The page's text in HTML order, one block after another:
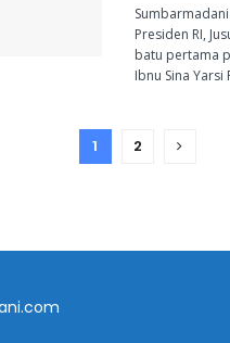
Presiden RI,
batu pertama
Ibnu Sina Yarsi
1 2